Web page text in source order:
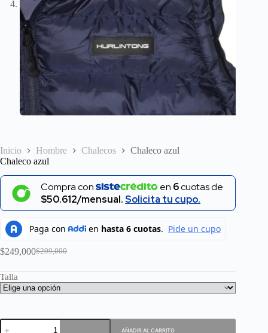
Inicio Hombre Chalecos
Chaleco azul
Chaleco azul
Compra con en 6cuotas de
$50.612/mensual.Solicita tu cupo.
$299,000
El
era:
$249,000El
es:
Talla
Chaleco
AÑADIR AL CARRITO